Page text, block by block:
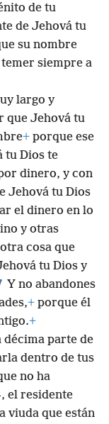
de tu
de Jehová tu
su nombre
siempre a
largo y
que Jehová tu
+ porque ese
tu Dios te
dinero, y con
Jehová tu Dios
el dinero en lo
y otras
cosa que
tu Dios y
Y no abandones
+ porque él
+
décima parte de
dentro de tus
no ha
el residente
viuda que están